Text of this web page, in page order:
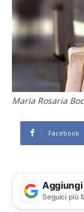
Maria Rosaria
Facebook
Aggiungi
Seguici più